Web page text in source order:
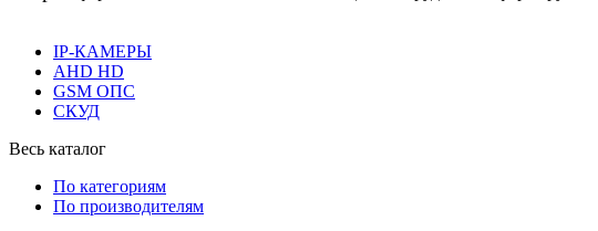
IP-КАМЕРЫ
AHD HD
GSM ОПС
СКУД
Весь каталог
По категориям
По производителям